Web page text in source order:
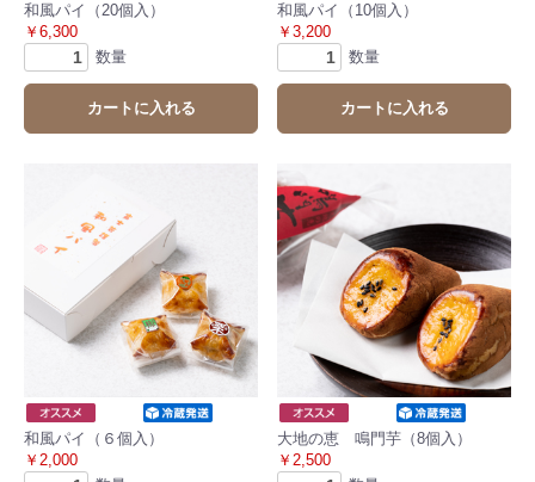
和風パイ（20個入）
￥6,300
数量
カートに入れる
和風パイ（10個入）
￥3,200
数量
カートに入れる
和風パイ（６個入）
￥2,000
大地の恵 鳴門芋（8個入）
￥2,500